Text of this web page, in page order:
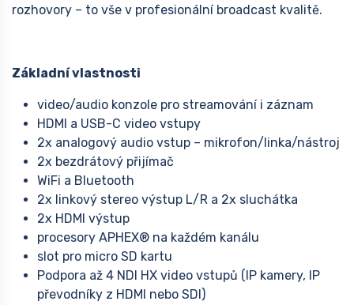
rozhovory – to vše v profesionální broadcast kvalitě.
Základní vlastnosti
video/audio konzole pro streamování i záznam
HDMI a USB-C video vstupy
2x analogový audio vstup – mikrofon/linka/nástroj
2x bezdrátový přijímač
WiFi a Bluetooth
2x linkový stereo výstup L/R a 2x sluchátka
2x HDMI výstup
procesory APHEX® na každém kanálu
slot pro micro SD kartu
Podpora až 4 NDI HX video vstupů (IP kamery, IP
převodníky z HDMI nebo SDI)